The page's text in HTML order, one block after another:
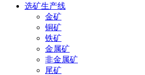
选矿生产线
金矿
铜矿
铁矿
金属矿
非金属矿
尾矿